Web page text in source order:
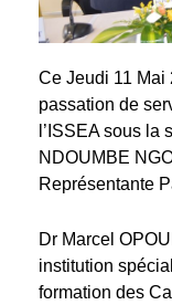
Ce Jeudi 11 Mai
passation de
l’ISSEA sous
NDOUMBE
Représentante
Dr Marcel
institution
formation des